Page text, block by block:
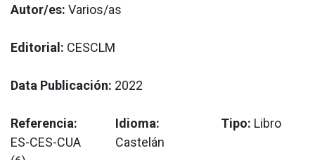
Autor/es: Varios/as
Editorial: CESCLM
Data Publicación: 2022
Referencia:
ES-CES-CUA
Idioma:
Castelán
Tipo: Libro